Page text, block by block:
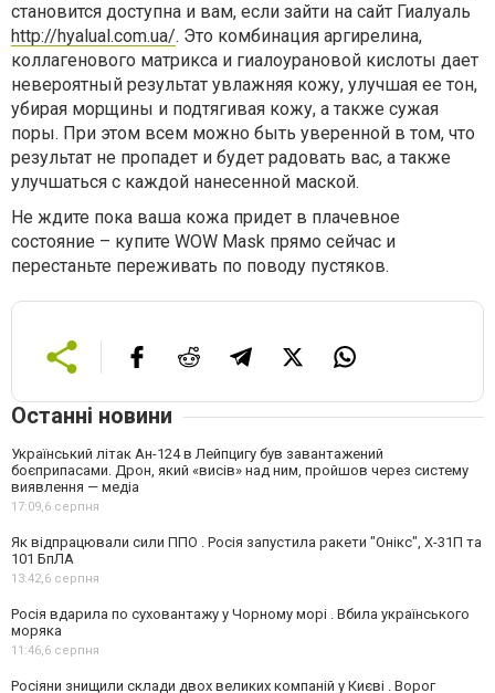
становится доступна и вам, если зайти на сайт Гиалуаль
http://hyalual.com.ua/. Это комбинация аргирелина,
коллагенового матрикса и гиалоурановой кислоты дает
невероятный результат увлажняя кожу, улучшая ее тон,
убирая морщины и подтягивая кожу, а также сужая
поры. При этом всем можно быть уверенной в том, что
результат не пропадет и будет радовать вас, а также
улучшаться с каждой нанесенной маской.
Не ждите пока ваша кожа придет в плачевное
состояние – купите WOW Mask прямо сейчас и
перестаньте переживать по поводу пустяков.
Останні новини
Український літак Ан-124 в Лейпцигу був завантажений
боєприпасами. Дрон, який «висів» над ним, пройшов через систему
виявлення — медіа
17:09,6 серпня
Як відпрацювали сили ППО . Росія запустила ракети "Онікс", Х-31П та
101 БпЛА
13:42,6 серпня
Росія вдарила по суховантажу у Чорному морі . Вбила українського
моряка
11:46,6 серпня
Росіяни знищили склади двох великих компаній у Києві . Ворог